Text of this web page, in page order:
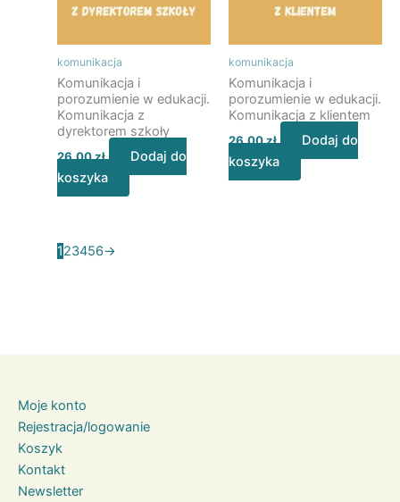
komunikacja
Komunikacja i
porozumienie w edukacji.
Komunikacja z
dyrektorem szkoły
26,00zł
Dodaj do
koszyka
komunikacja
Komunikacja i
porozumienie w edukacji.
Komunikacja z klientem
26,00zł
Dodaj do
koszyka
123456→
Moje konto
Rejestracja/logowanie
Koszyk
Kontakt
Newsletter